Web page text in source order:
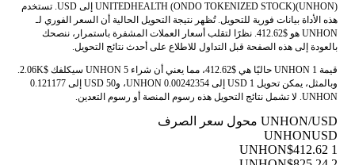
UNITEDHEALTH (ONDO TOKENIZED STOCK)(UNHON) إلى USD. تستخدم
هذه الأداة بيانات فورية للتحويل. تُظهر نتيجة التحويل الحالية أن السعر الفوري لـ
UNHON هو $412.62. نظرًا لتقلب أسعار العملات المشفرة باستمرار، ننصحك
بالعودة إلى هذه الصفحة قبل التداول للاطلاع على أحدث نتائج التحويل.
قيمة 1 UNHON حاليًا هي $412.62، مما يعني أن شراء 5 UNHON سيكلفك $2.06K.
وبالمثل، يمكن تحويل 1 USD إلى 0.00242354 UNHON، و50 USD إلى 0.121177
UNHON. لا تشمل نتائج التحويل هذه رسوم المنصة أو رسوم التعدين.
UNHON/USD محول سعر الصرف
UNHONUSD
1 UNHON
$412.62